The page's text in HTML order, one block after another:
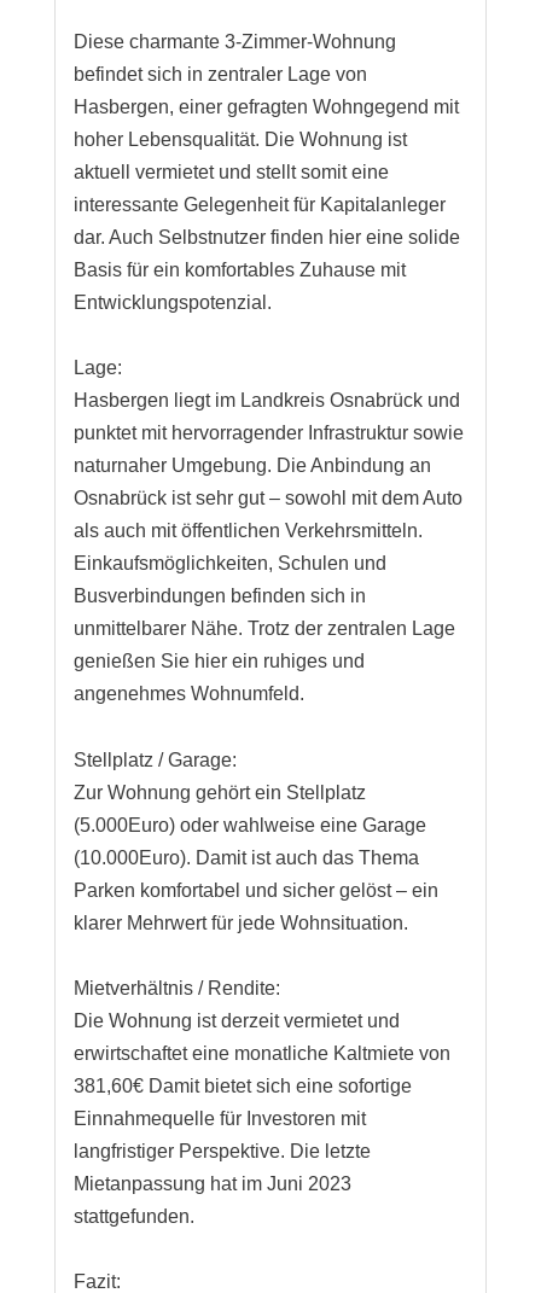
Diese charmante 3-Zimmer-Wohnung
befindet sich in zentraler Lage von
Hasbergen, einer gefragten Wohngegend mit
hoher Lebensqualität. Die Wohnung ist
aktuell vermietet und stellt somit eine
interessante Gelegenheit für Kapitalanleger
dar. Auch Selbstnutzer finden hier eine solide
Basis für ein komfortables Zuhause mit
Entwicklungspotenzial.
Lage:
Hasbergen liegt im Landkreis Osnabrück und
punktet mit hervorragender Infrastruktur sowie
naturnaher Umgebung. Die Anbindung an
Osnabrück ist sehr gut – sowohl mit dem Auto
als auch mit öffentlichen Verkehrsmitteln.
Einkaufsmöglichkeiten, Schulen und
Busverbindungen befinden sich in
unmittelbarer Nähe. Trotz der zentralen Lage
genießen Sie hier ein ruhiges und
angenehmes Wohnumfeld.
Stellplatz / Garage:
Zur Wohnung gehört ein Stellplatz
(5.000Euro) oder wahlweise eine Garage
(10.000Euro). Damit ist auch das Thema
Parken komfortabel und sicher gelöst – ein
klarer Mehrwert für jede Wohnsituation.
Mietverhältnis / Rendite:
Die Wohnung ist derzeit vermietet und
erwirtschaftet eine monatliche Kaltmiete von
381,60€ Damit bietet sich eine sofortige
Einnahmequelle für Investoren mit
langfristiger Perspektive. Die letzte
Mietanpassung hat im Juni 2023
stattgefunden.
Fazit: